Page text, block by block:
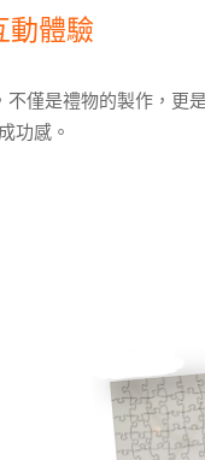
動體驗
不僅是禮物的製作，更
功感。